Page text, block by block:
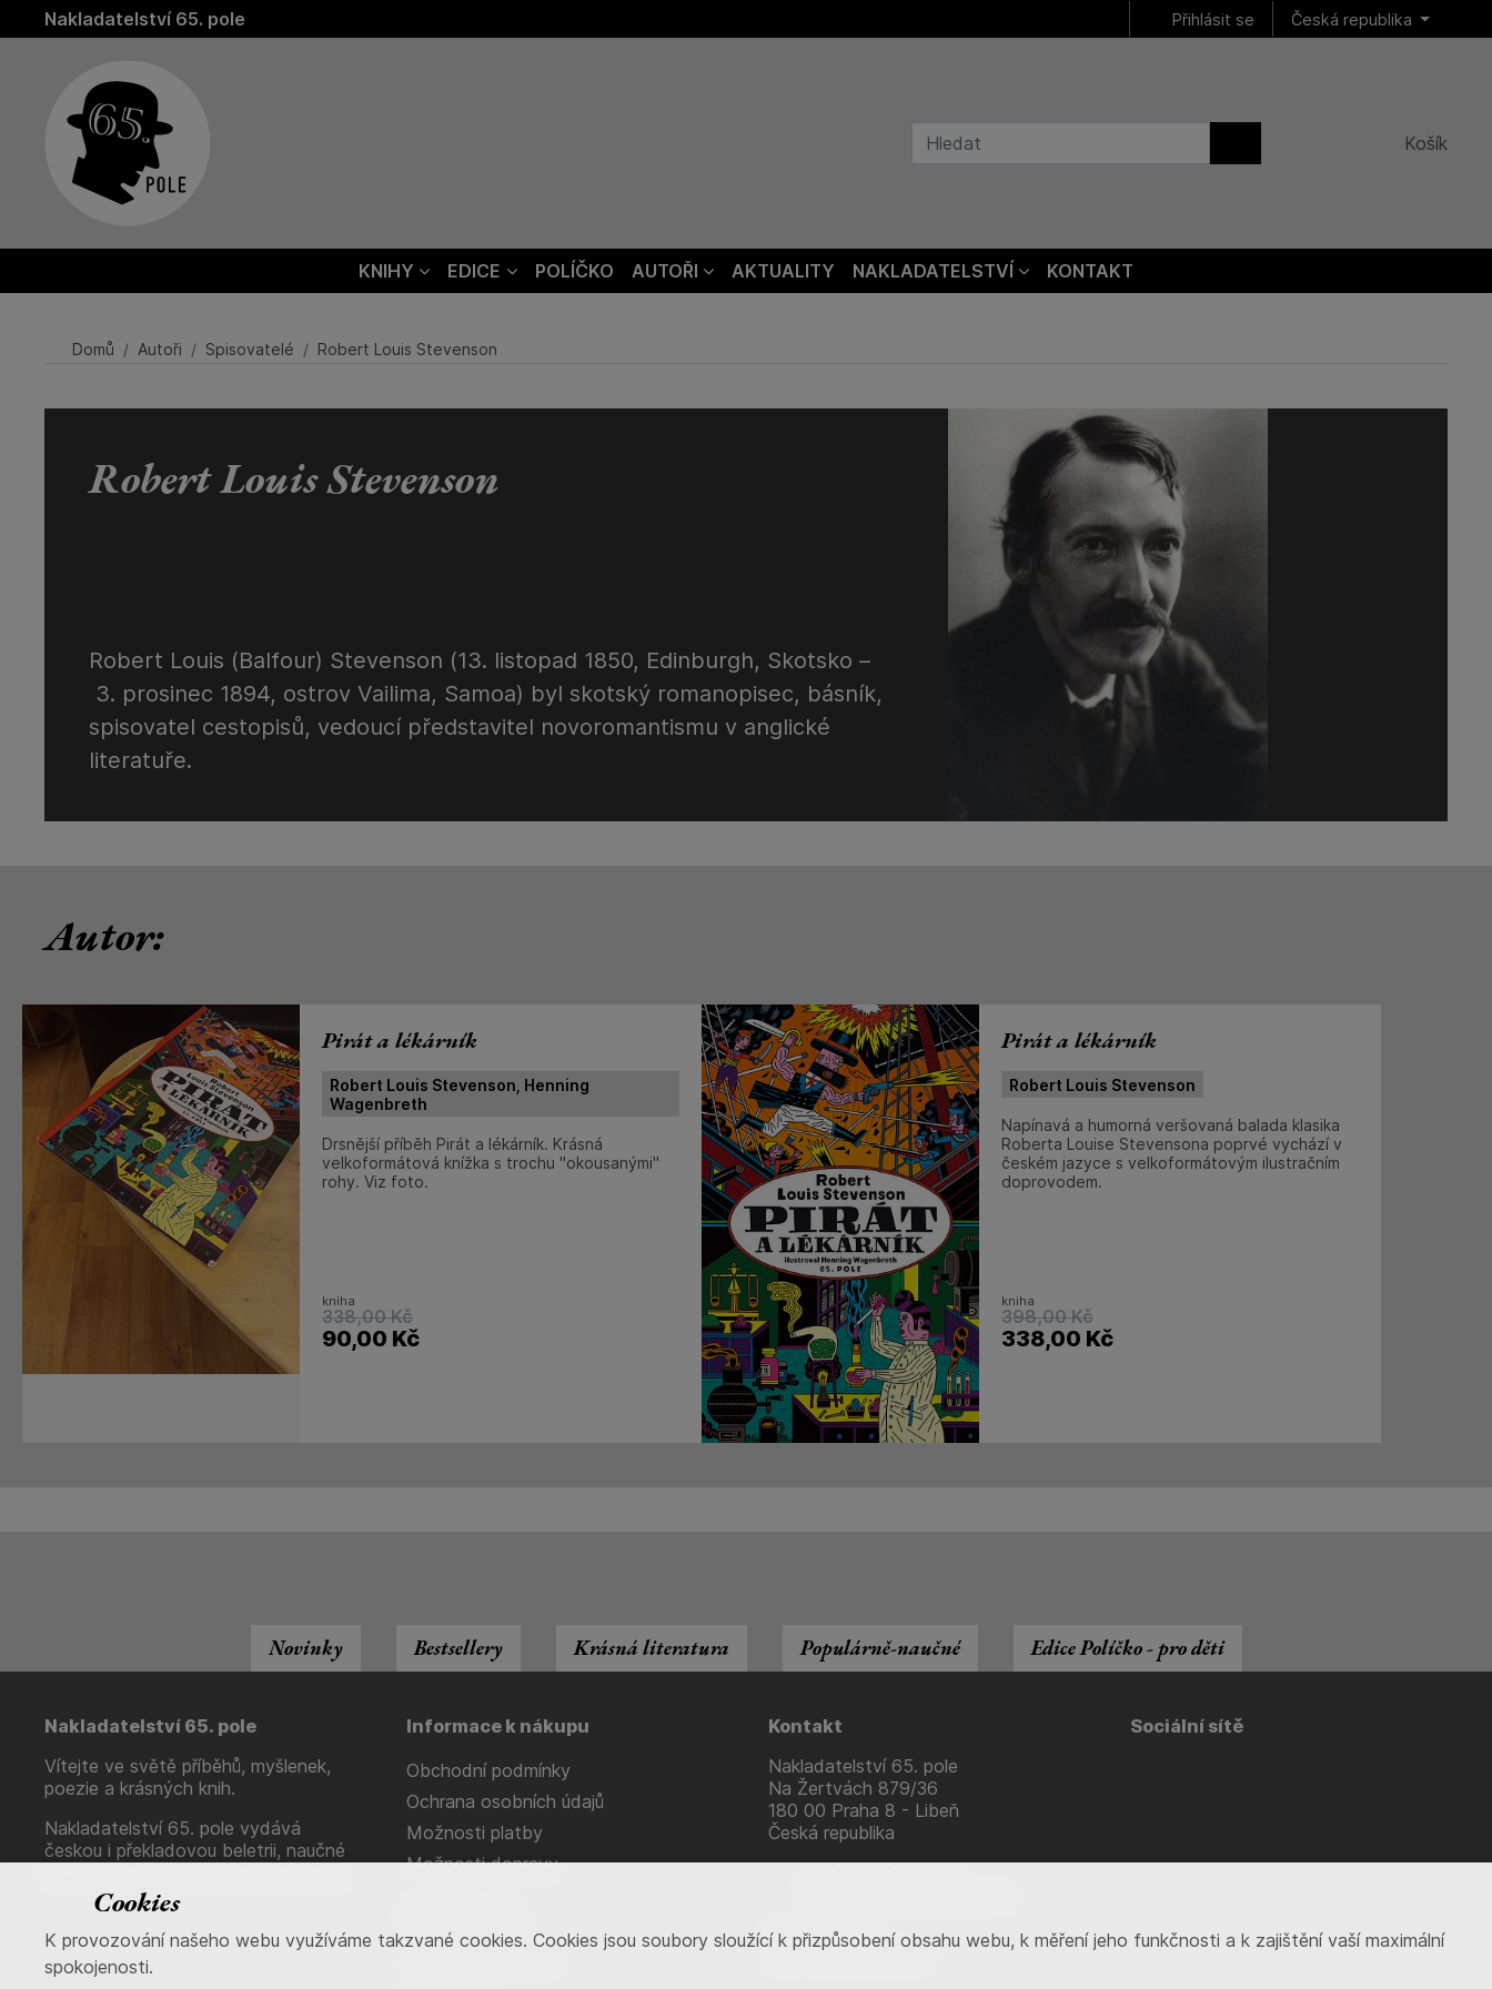
Nakladatelství 65. pole Přihlásit se Česká republika
Košík
KNIHY EDICE POLÍČKO AUTOŘI AKTUALITY NAKLADATELSTVÍ KONTAKT
Domů Autoři Spisovatelé Robert Louis Stevenson
Robert Louis Stevenson
Robert Louis (Balfour) Stevenson (13. listopad 1850, Edinburgh, Skotsko –
3. prosinec 1894, ostrov Vailima, Samoa) byl skotský romanopisec, básník,
spisovatel cestopisů, vedoucí představitel novoromantismu v anglické
literatuře.
Autor:
Pirát a lékárník
Robert Louis Stevenson, Henning
Wagenbreth
Drsnější příběh Pirát a lékárník. Krásná
velkoformátová knížka s trochu "okousanými"
rohy. Viz foto.
kniha
338,00 Kč
90,00 Kč
Pirát a lékárník
Robert Louis Stevenson
Napínavá a humorná veršovaná balada klasika
Roberta Louise Stevensona poprvé vychází v
českém jazyce s velkoformátovým ilustračním
doprovodem.
kniha
398,00 Kč
338,00 Kč
Novinky Bestsellery Krásná literatura Populárně-naučné Edice Políčko - pro děti
Nakladatelství 65. pole
Vítejte ve světě příběhů, myšlenek,
poezie a krásných knih.
Nakladatelství 65. pole vydává
českou i překladovou beletrii, naučné
Informace k nákupu
Obchodní podmínky
Ochrana osobních údajů
Možnosti platby
Možnosti dopravy
Kontakt
Nakladatelství 65. pole
Na Žertvách 879/36
180 00 Praha 8 - Libeň
Česká republika
IČ: 71653538
DIČ: CZ7409111578
Sociální sítě
Cookies
K provozování našeho webu využíváme takzvané cookies. Cookies jsou soubory sloužící k přizpůsobení obsahu webu, k měření jeho funkčnosti a k zajištění vaší maximální
spokojenosti.